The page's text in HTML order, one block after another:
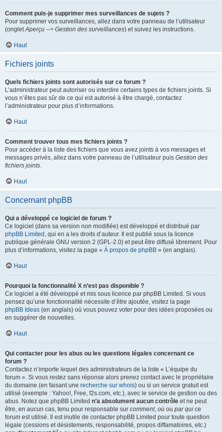
Comment puis-je supprimer mes surveillances de sujets ?
Pour supprimer vos surveillances, allez dans votre panneau de l’utilisateur
(ongletAperçu --> Gestion des surveillances) et suivez les instructions.
Haut
Fichiers joints
Quels fichiers joints sont autorisés sur ce forum ?
L’administrateur peut autoriser ou interdire certains types de fichiers joints. Si
vous n’êtes pas sûr de ce qui est autorisé à être chargé, contactez
l’administrateur pour plus d’informations.
Haut
Comment trouver tous mes fichiers joints ?
Pour accéder à la liste des fichiers que vous avez joints à vos messages et
messages privés, allez dans votre panneau de l’utilisateur puis Gestion des
fichiers joints.
Haut
Concernant phpBB
Qui a développé ce logiciel de forum ?
Ce logiciel (dans sa version non modifiée) est développé et distribué par
phpBB Limited , qui en a les droits d’auteur. Il est publié sous la licence
publique générale GNU version 2 (GPL-2.0) et peut être diffusé librement. Pour
plus d’informations, visitez la page « À propos de phpBB » (en anglais).
Haut
Pourquoi la fonctionnalité X n’est pas disponible ?
Ce logiciel a été développé et mis sous licence par phpBB Limited. Si vous
pensez qu’une fonctionnalité nécessite d’être ajoutée, visitez la page
phpBB Ideas (en anglais) où vous pouvez voter pour des idées proposées ou
en suggérer de nouvelles.
Haut
Qui contacter pour les abus ou les questions légales concernant ce
forum ?
Contactez n’importe lequel des administrateurs de la liste « L’équipe du
forum ». Si vous restez sans réponse alors prenez contact avec le propriétaire
du domaine (en faisant une recherche sur whois) ou si un service gratuit est
utilisé (exemple : Yahoo!, Free, f2s.com, etc.), avec le service de gestion ou des
abus. Notez que phpBB Limited n’a absolument aucun contrôle et ne peut
être, en aucun cas, tenu pour responsable sur comment, où ou par qui ce
forum est utilisé. Il est inutile de contacter phpBB Limited pour toute question
légale (cessions et désistements, responsabilité, propos diffamatoires, etc.)